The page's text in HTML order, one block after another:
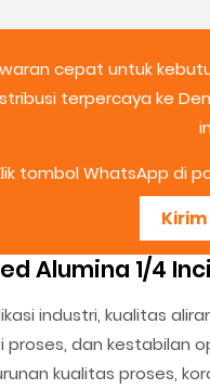
cepat untuk
terpercaya ke
tombol WhatsApp di
Kirim
Alumina 1/4
industri, kualitas
dan kestabilan
kualitas proses,